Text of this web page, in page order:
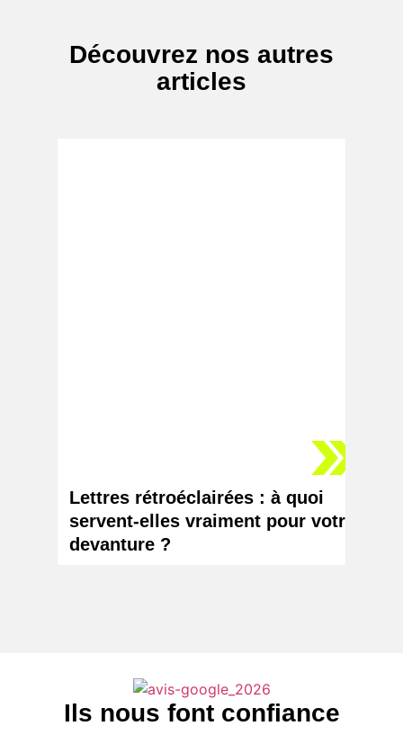
Découvrez nos autres
articles
Lettres rétroéclairées : à quoi
servent-elles vraiment pour votre
devanture ?
Ils nous font confiance